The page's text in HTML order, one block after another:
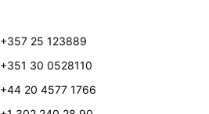
+357 25 123889
+351 30 0528110
+44 20 4577 1766